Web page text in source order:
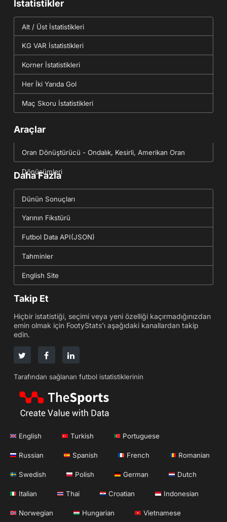
İstatistikler
Alt / Üst İstatistikleri
KG VAR İstatistikleri
Korner İstatistikleri
Her İki Yarıda Gol
Maç Skoru İstatistikleri
Araçlar
Oran Dönüştürücü - Ondalık, Kesirli, Amerikan Oran
Dönüşümleri
Daha Fazla
Dünün Sonuçları
Yarının Fikstürü
Futbol Data API(JSON)
Tahminler
English Site
Takip Et
Hiçbir istatistiği, seçimi veya yeni özelliği kaçırmadığınızdan
emin olmak için FootyStats'ı aşağıdaki kanallardan takip
edin.
Tarafından sağlanan futbol istatistiklerinin
English Turkish Portuguese
Russian Spanish French Romanian
Swedish Polish German Dutch
Italian Thai Croatian Indonesian
Norwegian Hungarian Vietnamese